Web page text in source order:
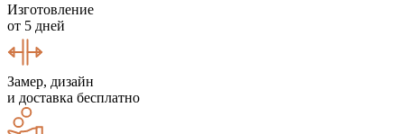
Изготовление
от 5 дней
Замер, дизайн
и доставка бесплатно